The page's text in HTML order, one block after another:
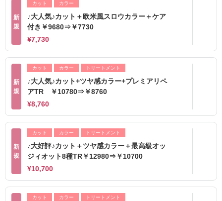
新
規
カット カラー
♪大人気♪カット＋欧米風スロウカラー＋ケア
付き￥9680⇒￥7730
¥7,730
新
規
カット カラー トリートメント
♪大人気♪カット+ツヤ感カラー+プレミアリペ
アTR ￥10780⇒￥8760
¥8,760
新
規
カット カラー トリートメント
♪大好評♪カット＋ツヤ感カラー＋最高級オッ
ジィオット8種TR￥12980⇒￥10700
¥10,700
カット カラー トリートメント